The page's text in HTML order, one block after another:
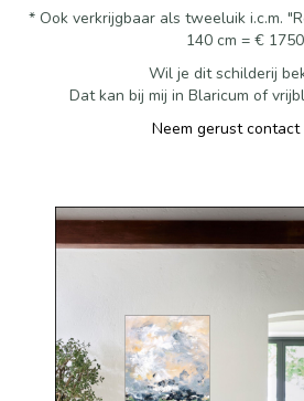
* Ook verkrijgbaar als tweeluik i.c.m.
140 cm = €
Wil je dit schilderij
Dat kan bij mij in Blaricum of
Neem gerust